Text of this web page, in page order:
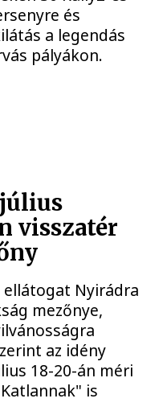
és
a legendás
pályákon.
visszatér
ellátogat Nyirádra
mezőnye,
az idény
18-20-án méri
is